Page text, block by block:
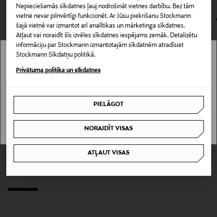
Nepieciešamās sīkdatnes ļauj nodrošināt vietnes darbību. Bez tām
vietne nevar pilnvērtīgi funkcionēt. Ar Jūsu piekrišanu Stockmann
šajā vietnē var izmantot arī analītikas un mārketinga sīkdatnes.
Atļaut vai noraidīt šīs izvēles sīkdatnes iespējams zemāk. Detalizētu
informāciju par Stockmann izmantotajām sīkdatnēm atradīsiet
Stockmann Sīkdatņu politikā.
Privātuma politika un sīkdatnes
PIELĀGOT
NORAIDĪT VISAS
ATĻAUT VISAS
Iepakojuma izmērs
450 ml
NOCOL
Izmērs
kas tiek atdoti atpakaļ, ir jābūt to sākotnējā neatvērtajā
iepakojumā.
PREČU ATGRIEŠANAS POLITIKA
Pomegranate Noir Body & Hand Wash
Original Price
44,00 €
Tulipmania roku krēms 450 ml
Original Price
61,00 €
Stockmann nav pieejams tavā valstī.
I UNDERSTAND